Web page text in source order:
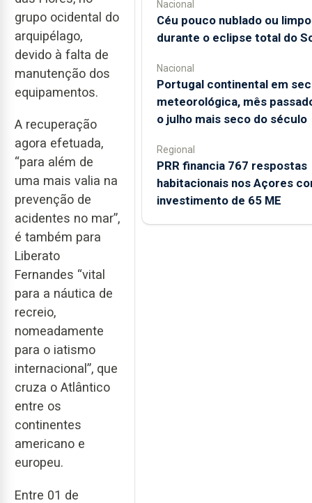
grupo ocidental do
arquipélago,
devido à falta de
manutenção dos
equipamentos.
A recuperação
agora efetuada,
“para além de
uma mais valia na
prevenção de
acidentes no mar”,
é também para
Liberato
Fernandes “vital
para a náutica de
recreio,
nomeadamente
para o iatismo
internacional”, que
cruza o Atlântico
entre os
continentes
americano e
europeu.
Entre 01 de
Nacional
Céu pouco nublado ou limpo
durante o eclipse total do
Nacional
Portugal continental em
meteorológica, mês
o julho mais seco do século
Regional
PRR financia 767 respostas
habitacionais nos Açores
investimento de 65 ME